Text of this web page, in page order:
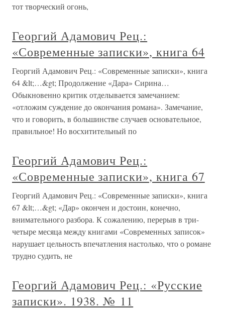
тот творческий огонь,
Георгий Адамович Рец.:
«Современные записки», книга 64
Георгий Адамович Рец.: «Современные записки», книга
64 &lt;…&gt; Продолжение «Дара» Сирина…
Обыкновенно критик отделывается замечанием:
«отложим суждение до окончания романа». Замечание,
что и говорить, в большинстве случаев основательное,
правильное! Но восхитительный по
Георгий Адамович Рец.:
«Современные записки», книга 67
Георгий Адамович Рец.: «Современные записки», книга
67 &lt;…&gt; «Дар» окончен и достоин, конечно,
внимательного разбора. К сожалению, перерыв в три-
четыре месяца между книгами «Современных записок»
нарушает цельность впечатления настолько, что о романе
трудно судить, не
Георгий Адамович Рец.: «Русские
записки». 1938. № 11